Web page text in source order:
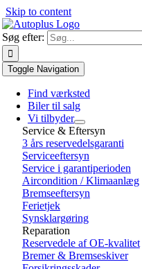
Skip to content
Søg efter:
Toggle Navigation
Find værksted
Biler til salg
Vi tilbyder
Service & Eftersyn
3 års reservedelsgaranti
Serviceeftersyn
Service i garantiperioden
Aircondition / Klimaanlæg
Bremseeftersyn
Ferietjek
Synsklargøring
Reparation
Reservedele af OE-kvalitet
Bremer & Bremseskiver